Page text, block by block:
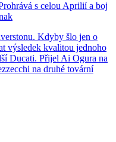
s celou Aprilií a boj
Kdyby šlo jen o
výsledek kvalitou jednoho
Ducati. Přijel Ai Ogura na
na druhé tovární